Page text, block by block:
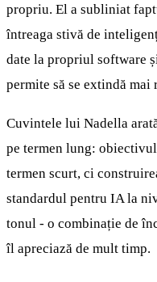
propriu. El a subliniat
întreaga stivă de
date la propriul software
permite să se extindă
Cuvintele lui Nadella
pe termen lung:
termen scurt, ci
standardul pentru IA la
tonul - o combinație de
îl apreciază de mult timp.